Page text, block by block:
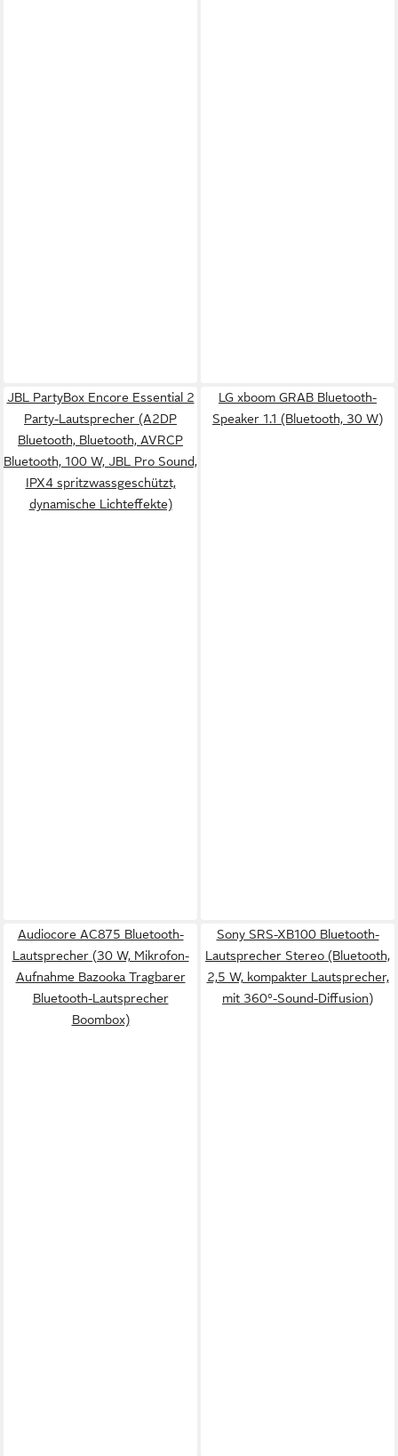
JBL PartyBox Encore Essential 2
Party-Lautsprecher (A2DP
Bluetooth, Bluetooth, AVRCP
Bluetooth, 100 W, JBL Pro Sound,
IPX4 spritzwassgeschützt,
dynamische Lichteffekte)
LG xboom GRAB Bluetooth-
Speaker 1.1 (Bluetooth, 30 W)
Audiocore AC875 Bluetooth-
Lautsprecher (30 W, Mikrofon-
Aufnahme Bazooka Tragbarer
Bluetooth-Lautsprecher
Boombox)
Sony SRS-XB100 Bluetooth-
Lautsprecher Stereo (Bluetooth,
2,5 W, kompakter Lautsprecher,
mit 360°-Sound-Diffusion)